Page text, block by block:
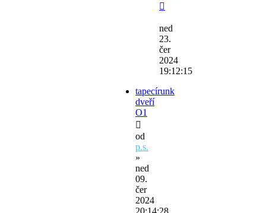
ned
23.
čer
2024
19:12:15
tapecírunk
dveří
O1
od
p.s.
»
ned
09.
čer
2024